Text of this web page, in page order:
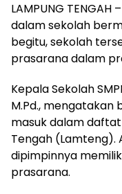
LAMPUNG TENGAH
dalam sekolah
begitu, sekolah
prasarana dalam
Kepala Sekolah
M.Pd., mengatakan
masuk dalam
Tengah (Lamteng).
dipimpinnya
prasarana.